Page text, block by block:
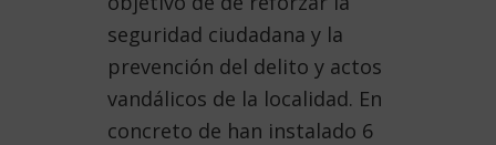
seguridad ciudadana y la
prevención del delito y actos
vandálicos de la localidad. En
concreto de han instalado 6